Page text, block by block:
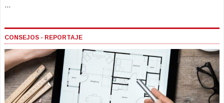
...
CONSEJOS - REPORTAJE